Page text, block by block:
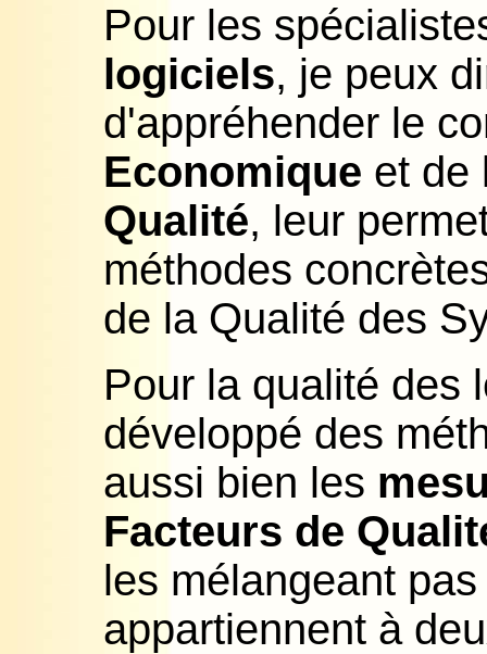
Pour les
logiciels, je peux
d'appréhender le
Economique et de
Qualité, leur
méthodes
de la Qualité des
Pour la qualité des
développé des
aussi bien les
Facteurs de
les mélangeant
appartiennent à